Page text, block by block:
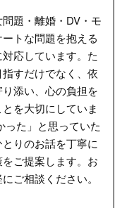
題・離婚・DV・モ
トな問題を抱える
応しています。た
すだけでなく、依
添い、心の負担を
を大切にしていま
った」と思っていた
りのお話を丁寧に
ご提案します。お
ご相談ください。